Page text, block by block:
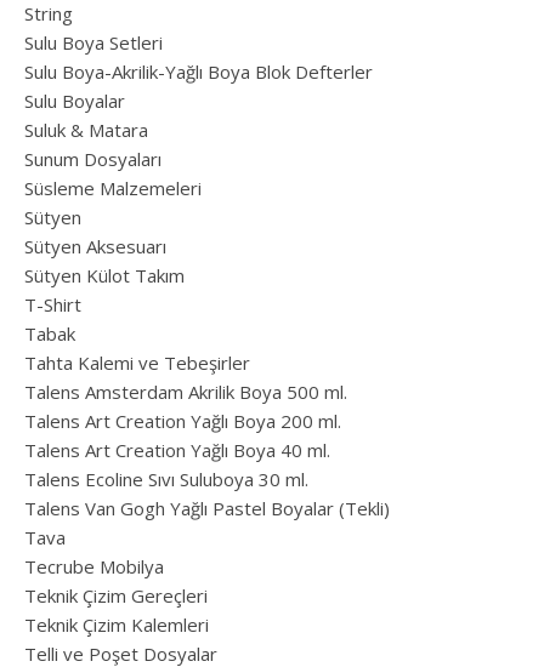
String
Sulu Boya Setleri
Sulu Boya-Akrilik-Yağlı Boya Blok Defterler
Sulu Boyalar
Suluk & Matara
Sunum Dosyaları
Süsleme Malzemeleri
Sütyen
Sütyen Aksesuarı
Sütyen Külot Takım
T-Shirt
Tabak
Tahta Kalemi ve Tebeşirler
Talens Amsterdam Akrilik Boya 500 ml.
Talens Art Creation Yağlı Boya 200 ml.
Talens Art Creation Yağlı Boya 40 ml.
Talens Ecoline Sıvı Suluboya 30 ml.
Talens Van Gogh Yağlı Pastel Boyalar (Tekli)
Tava
Tecrube Mobilya
Teknik Çizim Gereçleri
Teknik Çizim Kalemleri
Telli ve Poşet Dosyalar